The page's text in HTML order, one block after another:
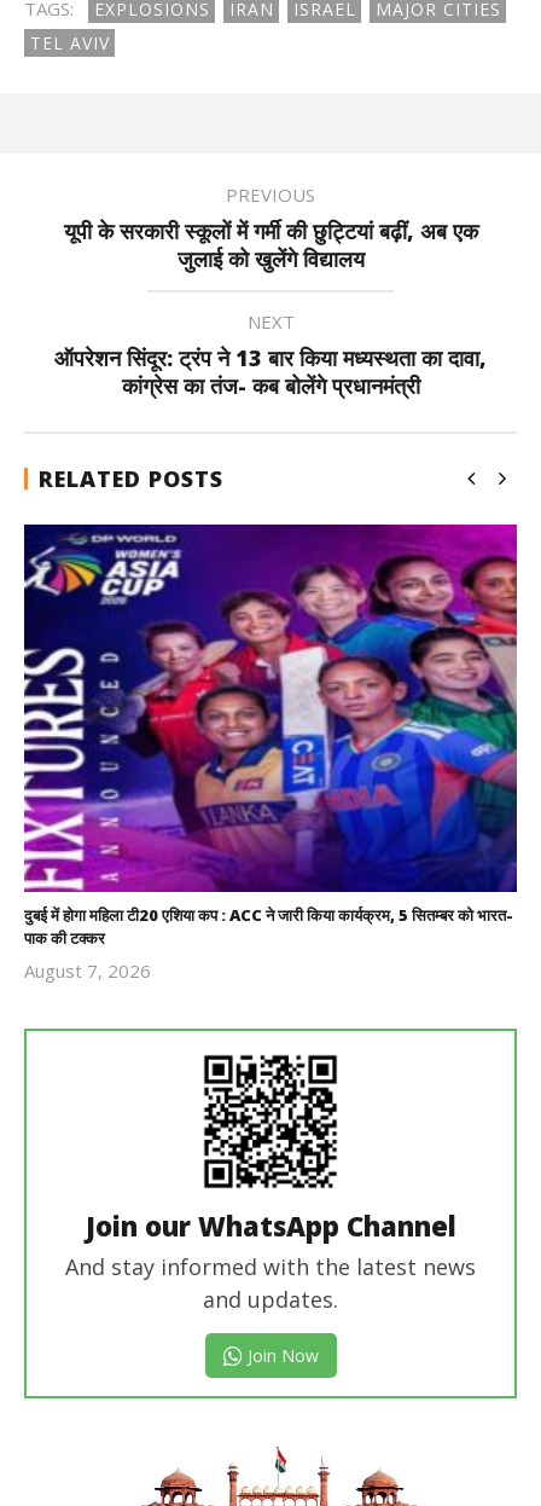
TAGS: EXPLOSIONS IRAN ISRAEL
MAJOR CITIES
TEL AVIV
PREVIOUS
यूपी के सरकारी स्कूलों में गर्मी की छुट्टियां बढ़ीं, अब एक
जुलाई को खुलेंगे विद्यालय
NEXT
ऑपरेशन सिंदूर: ट्रंप ने 13 बार किया मध्यस्थता का दावा,
कांग्रेस का तंज- कब बोलेंगे प्रधानमंत्री
RELATED POSTS
दुबई में होगा महिला टी20 एशिया कप : ACC ने जारी किया कार्यक्रम, 5 सितम्बर को भारत-
पाक की टक्कर
August 7, 2026
Join our WhatsApp Channel
And stay informed with the latest news
and updates.
Join Now